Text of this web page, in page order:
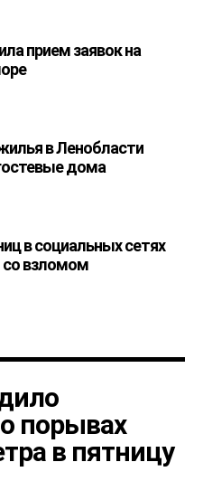
прием заявок на
в Ленобласти
дома
в социальных сетях
со взломом
порывах
в пятницу